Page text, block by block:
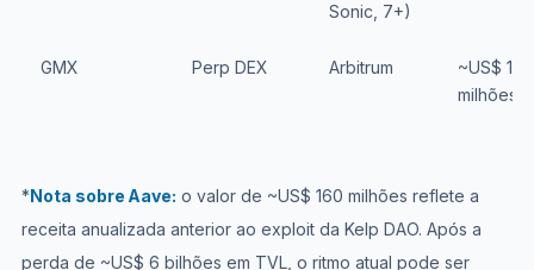
Sonic, 7+)
GMX Perp DEX Arbitrum
~US$ 11
milhões
*Nota sobre Aave: o valor de ~US$ 160 milhões reflete a
receita anualizada anterior ao exploit da Kelp DAO. Após a
perda de ~US$ 6 bilhões em TVL, o ritmo atual pode ser